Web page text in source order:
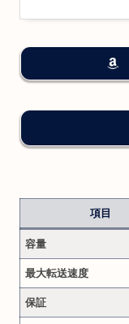
項目
容量
最大転送速度
保証